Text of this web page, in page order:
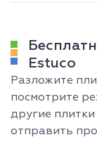
Estuco
Разложите
посмотрите
другие
отправить